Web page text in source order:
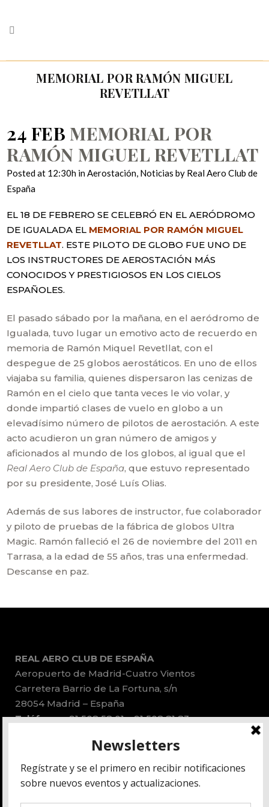
MEMORIAL POR RAMÓN MIGUEL
REVETLLAT
24 FEB MEMORIAL POR
RAMÓN MIGUEL REVETLLAT
Posted at 12:30h inAerostación, Noticias by Real Aero Club de
España
EL 18 DE FEBRERO SE CELEBRÓ EN EL AERÓDROMO
DE IGUALADA EL MEMORIAL POR RAMÓN MIGUEL
REVETLLAT. ESTE PILOTO DE GLOBO FUE UNO DE
LOS INSTRUCTORES DE AEROSTACIÓN MÁS
CONOCIDOS Y PRESTIGIOSOS EN LOS CIELOS
ESPAÑOLES.
El pasado sábado por la mañana, en el aeródromo de
Igualada, tuvo lugar un emotivo acto de recuerdo en
memoria de Ramón Miquel Revetllat, con el
despegue de 25 globos aerostáticos. En uno de ellos
viajaba su familia, quienes dispersaron las cenizas de
Ramón en el cielo que tanta veces le vio volar, y
donde impartió clases de vuelo en globo a un
elevadísimo número de pilotos de aerostación. A este
acto acudieron un gran número de amigos y
aficionados al mundo de los globos, al igual que el
Real Aero Club de España, que estuvo representado
por su presidente, José Luís Olias.
Además de sus labores de instructor, fue colaborador
y piloto de pruebas de la fábrica de globos Ultra
Magic. Ramón falleció el 26 de noviembre del 2011 en
Tarrasa, a la edad de 55 años, tras una enfermedad.
Descanse en paz.
REAL AERO CLUB DE ESPAÑA
Aeropuerto de Madrid-Cuatro Vientos
Carretera Barrio de La Fortuna, s/n
28054 Madrid – España
Teléfonos:91 508 58 01 – 91 508 81 83